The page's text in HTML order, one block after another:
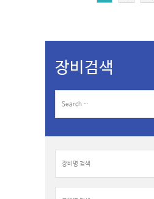
장비검색
a
명